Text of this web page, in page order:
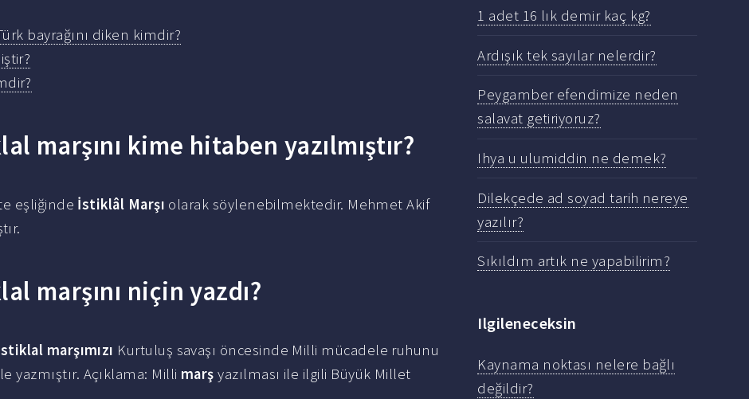
bayrağını diken kimdir?
marşını kime hitaben yazılmıştır?
eşliğinde İstiklâl Marşı olarak söylenebilmektedir. Mehmet Akif
marşını niçin yazdı?
marşımızı Kurtuluş savaşı öncesinde Milli mücadele ruhunu
yazmıştır. Açıklama: Milli marş yazılması ile ilgili Büyük Millet
1 adet 16 lık demir kaç kg?
Ardışık tek sayılar nelerdir?
Peygamber efendimize neden
salavat getiriyoruz?
Ihya u ulumiddin ne demek?
Dilekçede ad soyad tarih nereye
yazılır?
Sıkıldım artık ne yapabilirim?
Ilgileneceksin
Kaynama noktası nelere bağlı
değildir?